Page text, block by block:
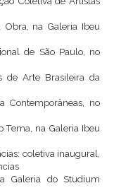
na Galeria Ibeu
de São Paulo, no
de Arte Brasileira da
Contemporâneas, no
Tema, na Galeria Ibeu
coletiva inaugural,
Galeria do Studium